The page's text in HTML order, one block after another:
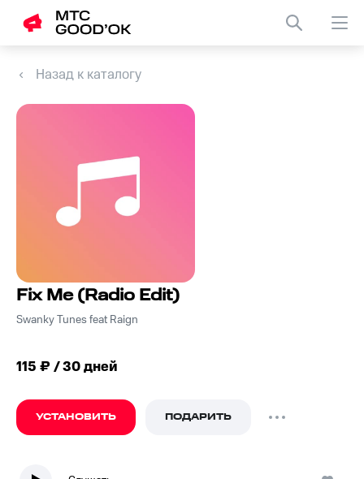
Назад к каталогу
Fix Me (Radio Edit)
Swanky Tunes feat Raign
115 ₽ / 30 дней
УСТАНОВИТЬ ПОДАРИТЬ